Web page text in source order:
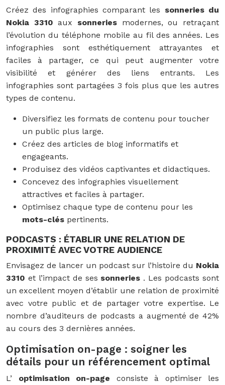
Créez des infographies comparant les sonneries du
Nokia 3310aux sonneries modernes, ou retraçant
l’évolution du téléphone mobile au fil des années. Les
infographies sont esthétiquement attrayantes et
faciles à partager, ce qui peut augmenter votre
visibilité et générer des liens entrants. Les
infographies sont partagées 3 fois plus que les autres
types de contenu.
Diversifiez les formats de contenu pour toucher
un public plus large.
Créez des articles de blog informatifs et
engageants.
Produisez des vidéos captivantes et didactiques.
Concevez des infographies visuellement
attractives et faciles à partager.
Optimisez chaque type de contenu pour les
mots-clés pertinents.
PODCASTS : ÉTABLIR UNE RELATION DE
PROXIMITÉ AVEC VOTRE AUDIENCE
Envisagez de lancer un podcast sur l’histoire du Nokia
3310 et l’impact de ses sonneries . Les podcasts sont
un excellent moyen d’établir une relation de proximité
avec votre public et de partager votre expertise. Le
nombre d’auditeurs de podcasts a augmenté de 42%
au cours des 3 dernières années.
Optimisation on-page : soigner les
détails pour un référencement optimal
L’ optimisation on-page consiste à optimiser les